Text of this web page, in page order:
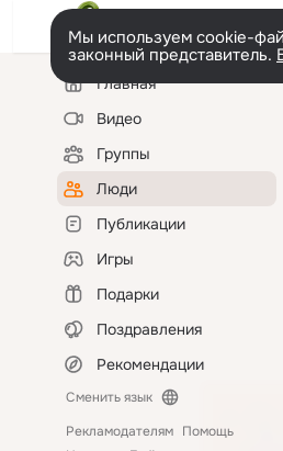
Мы используем cookie-
законный представитель.
Левая
колонкаГлавная
Видео
Группы
Люди
Публикации
Игры
Подарки
Поздравления
Рекомендации
Сменить язык
Рекламодателям Помощь